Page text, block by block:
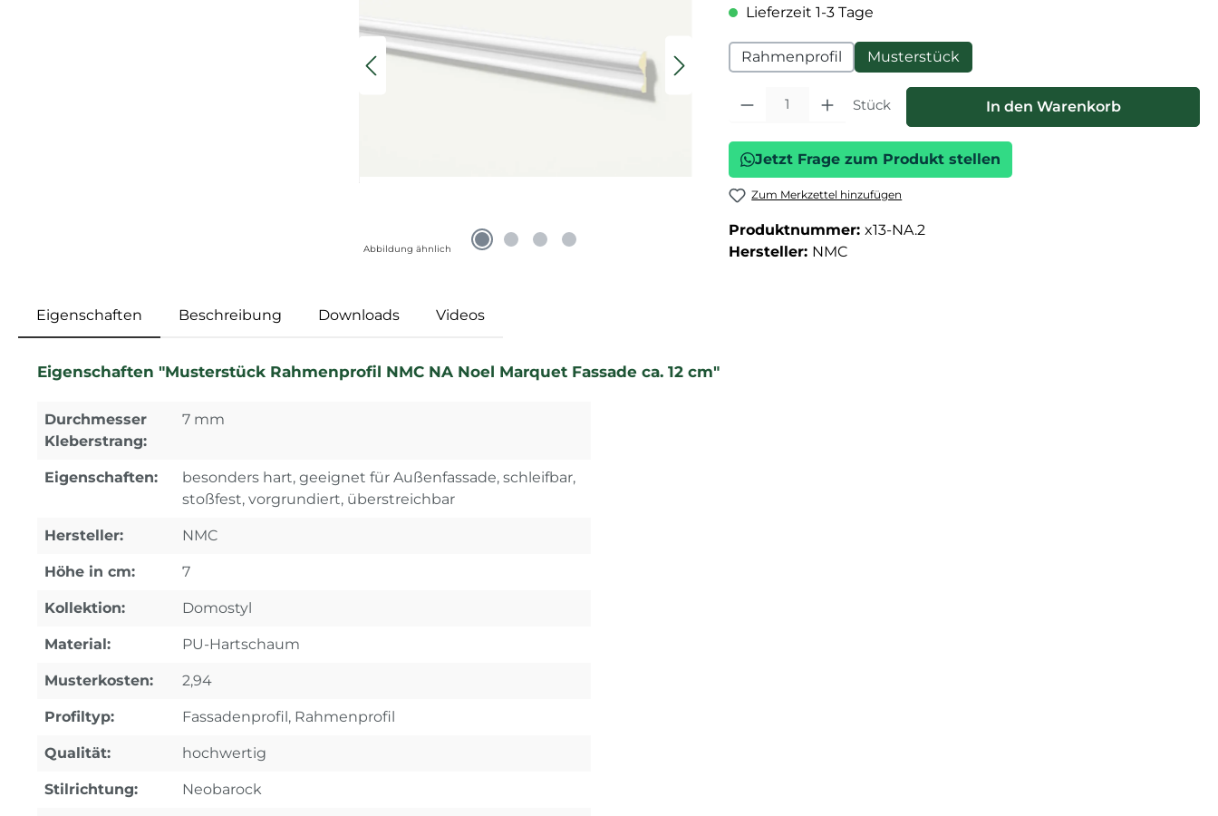
Abbildung ähnlich
Lieferzeit 1-3 Tage
Rahmenprofil Musterstück
Produkt Anzahl: Gib den gewünschten Wert ein oder benutze die
Stück In den Warenkorb
Jetzt Frage zum Produkt stellen
Zum Merkzettel hinzufügen
Produktnummer: x13-NA.2
Hersteller: NMC
Eigenschaften Beschreibung Downloads Videos
Eigenschaften "Musterstück Rahmenprofil NMC NA Noel Marquet Fassade ca. 12 cm"
Durchmesser
Kleberstrang:
7 mm
Eigenschaften:
besonders hart, geeignet für Außenfassade, schleifbar,
stoßfest, vorgrundiert, überstreichbar
Hersteller: NMC
Höhe in cm: 7
Kollektion: Domostyl
Material: PU-Hartschaum
Musterkosten: 2,94
Profiltyp: Fassadenprofil, Rahmenprofil
Qualität: hochwertig
Stilrichtung: Neobarock